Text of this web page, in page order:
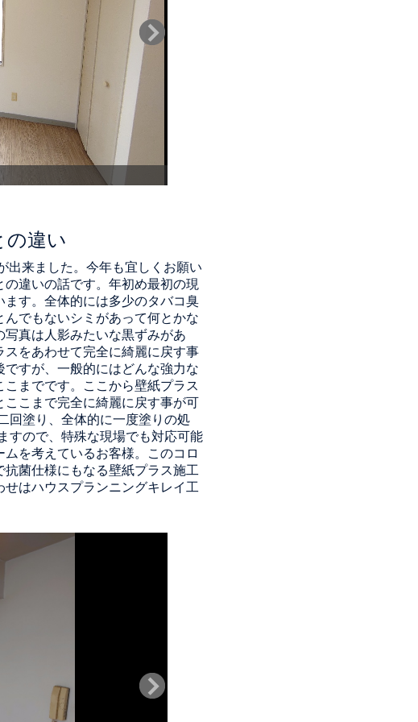
の違い
出来ました。今年も宜しくお願い
違いの話です。年初め最初の現
す。全体的には多少のタバコ臭
でもないシミがあって何とかな
真は人影みたいな黒ずみがあ
をあわせて完全に綺麗に戻す事
すが、一般的にはどんな強力な
までです。ここから壁紙プラス
こまで完全に綺麗に戻す事が可
回塗り、全体的に一度塗りの処
ので、特殊な現場でも対応可能
を考えているお客様。このコロ
菌仕様にもなる壁紙プラス施工
はハウスプランニングキレイ工